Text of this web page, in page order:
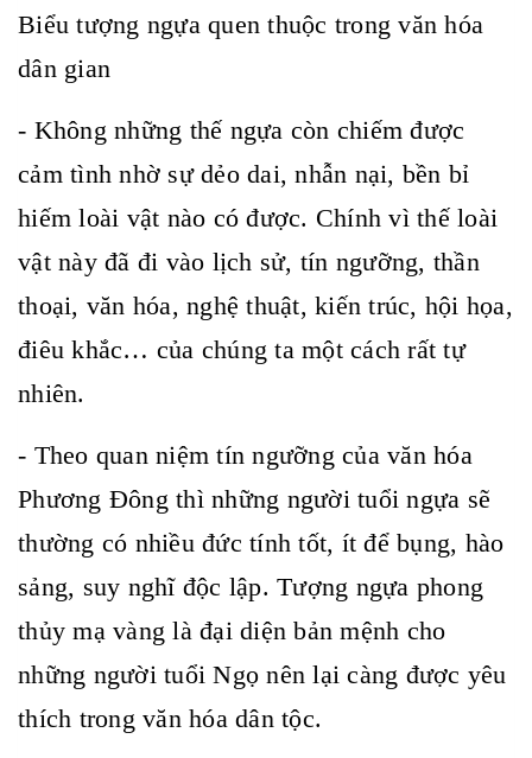
Biểu tượng ngựa quen thuộc trong văn hóa
dân gian
- Không những thế ngựa còn chiếm được
cảm tình nhờ sự dẻo dai, nhẫn nại, bền bỉ
hiếm loài vật nào có được. Chính vì thế loài
vật này đã đi vào lịch sử, tín ngưỡng, thần
thoại, văn hóa, nghệ thuật, kiến trúc, hội họa,
điêu khắc… của chúng ta một cách rất tự
nhiên.
- Theo quan niệm tín ngưỡng của văn hóa
Phương Đông thì những người tuổi ngựa sẽ
thường có nhiều đức tính tốt, ít để bụng, hào
sảng, suy nghĩ độc lập. Tượng ngựa phong
thủy mạ vàng là đại diện bản mệnh cho
những người tuổi Ngọ nên lại càng được yêu
thích trong văn hóa dân tộc.